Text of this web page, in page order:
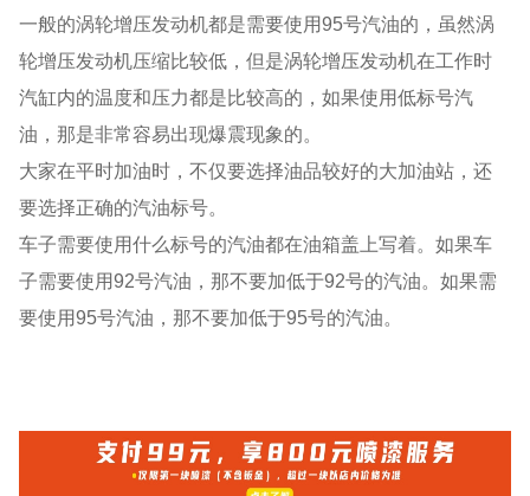
一般的涡轮增压发动机都是需要使用95号汽油的，虽然涡
轮增压发动机压缩比较低，但是涡轮增压发动机在工作时
汽缸内的温度和压力都是比较高的，如果使用低标号汽
油，那是非常容易出现爆震现象的。
大家在平时加油时，不仅要选择油品较好的大加油站，还
要选择正确的汽油标号。
车子需要使用什么标号的汽油都在油箱盖上写着。如果车
子需要使用92号汽油，那不要加低于92号的汽油。如果需
要使用95号汽油，那不要加低于95号的汽油。